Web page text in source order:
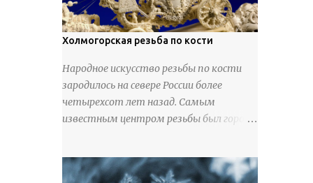
Холмогорская резьба по кости
Народное искусство резьбы по кости
зародилось на севере России более
четырехсот лет назад. Самым
известным центром резьбы был город
служили кости тюленей, рыб и моржей.